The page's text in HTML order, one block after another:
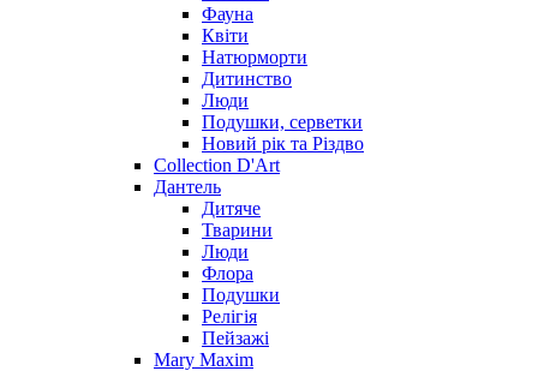
Фауна
Квіти
Натюрморти
Дитинство
Люди
Подушки, серветки
Новий рік та Різдво
Collection D'Art
Дантель
Дитяче
Тварини
Люди
Флора
Подушки
Релігія
Пейзажі
Mary Maxim